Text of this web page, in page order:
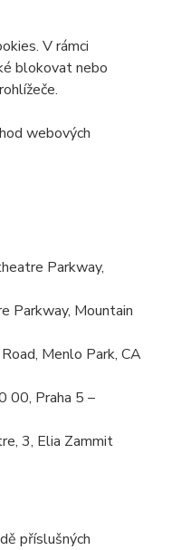
V rámci
blokovat nebo
webových
Parkway,
Parkway, Mountain
Menlo Park, CA
00, Praha 5 –
3, Elia Zammit
příslušných